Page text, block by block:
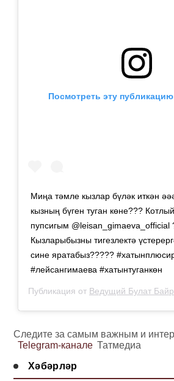
Посмотреть эту
Миңа тәмле кызлар бүләк иткән
кызның бүген туган көне???
пупсигым @leisan_gimaeva_official
Кызларыбызны тигезлектә
сине яратабыз?????
#лейсангимаева #хатынтуганкөн
Публикация от Ведущий Булат
Следите за самым важным и
Telegram-канале Татмедиа
Хәбәрләр